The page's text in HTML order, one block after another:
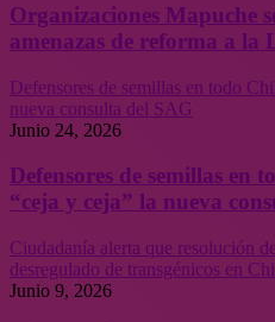
Organizaciones Mapuche
amenazas de reforma a la
Defensores de semillas en todo
nueva consulta del SAG
Junio 24, 2026
Defensores de semillas en
“ceja y ceja” la nueva
Ciudadanía alerta que resolución
desregulado de transgénicos en
Junio 9, 2026